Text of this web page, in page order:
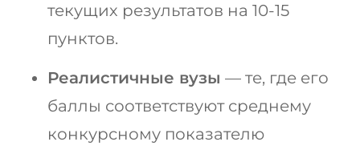
текущих результатов на 10-15
пунктов.
Реалистичные вузы — те, где его
баллы соответствуют среднему
конкурсному показателю